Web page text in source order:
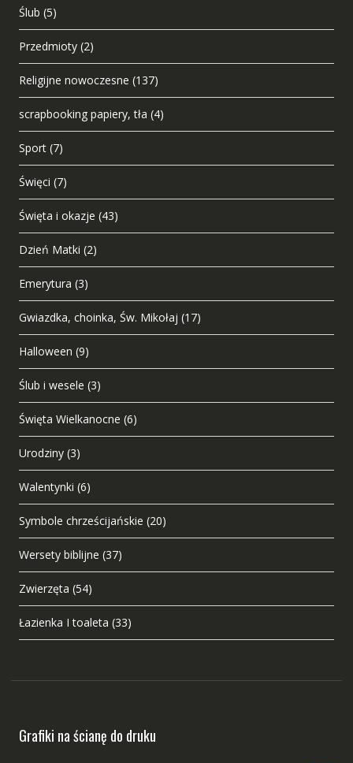
Ślub (5)
Przedmioty (2)
Religijne nowoczesne (137)
scrapbooking papiery, tła (4)
Sport (7)
Święci (7)
Święta i okazje (43)
Dzień Matki (2)
Emerytura (3)
Gwiazdka, choinka, Św. Mikołaj (17)
Halloween (9)
Ślub i wesele (3)
Święta Wielkanocne (6)
Urodziny (3)
Walentynki (6)
Symbole chrześcijańskie (20)
Wersety biblijne (37)
Zwierzęta (54)
Łazienka I toaleta (33)
Grafiki na ścianę do druku